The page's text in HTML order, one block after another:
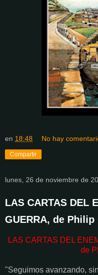
en 18:48 No hay
Compartir
lunes, 26 de noviembre de
LAS CARTAS DEL
GUERRA, de Philip
LAS CARTAS DEL
de
"Seguimos avanzando,